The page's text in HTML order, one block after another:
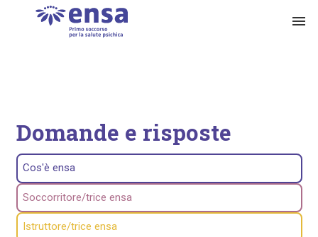
menu
Domande e risposte
Cos'è ensa
Soccorritore/trice ensa
Istruttore/trice ensa